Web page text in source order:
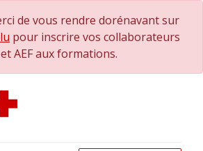
de vous rendre dorénavant sur
pour inscrire vos collaborateurs
et AEF aux formations.